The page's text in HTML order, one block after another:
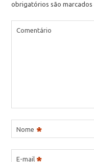
obrigatórios são marcados
Comentário
Nome *
E-mail